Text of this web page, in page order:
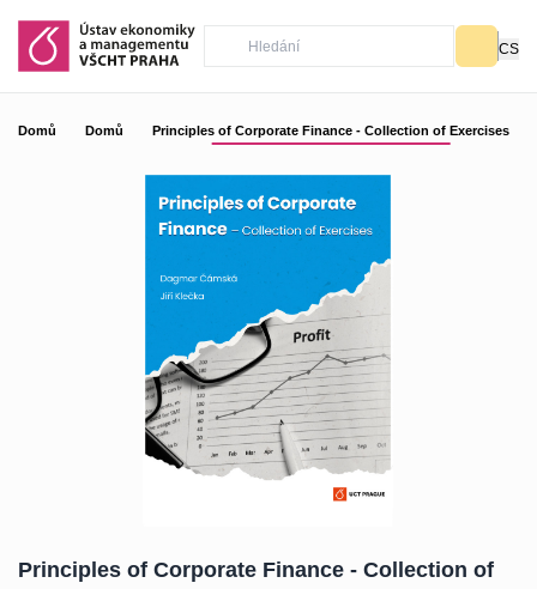
CS
Domů Domů Principles of Corporate Finance - Collection of Exercises
Principles of Corporate Finance - Collection of